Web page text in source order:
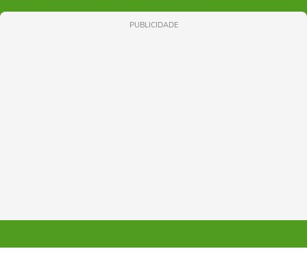
PUBLICIDADE